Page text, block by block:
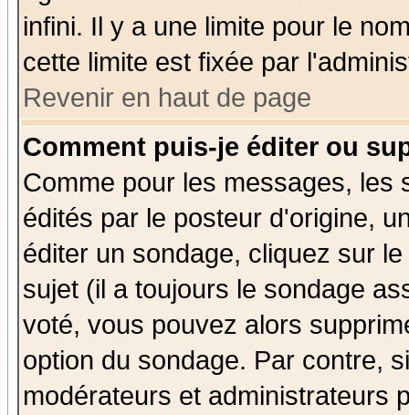
infini. Il y a une limite pour le
cette limite est fixée par
Revenir en haut de page
Comment puis-je éditer ou
Comme pour les messages, les
édités par le posteur d'origine,
éditer un sondage, cliquez sur
sujet (il a toujours le sondage
voté, vous pouvez alors
option du sondage. Par contre,
modérateurs et administrateurs